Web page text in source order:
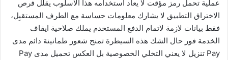
عملية تحمل رمز مؤقت لا يعاد استخدامه هذا الاسلوب يقلل فرص
الاختراق التطبيق لا يشارك معلومات حساسة مع الطرف المستقبِل،
فقط بيانات لازمة لاتمام الدفع المستخدم يملك صلاحية ايقاف
الخدمة فور حال الشك هذه السيطرة تمنح شعور طمانينة دائم مدى
Pay تنزيل لا يعني التخلي الخصوصية بل العكس تحميل مدى Pay